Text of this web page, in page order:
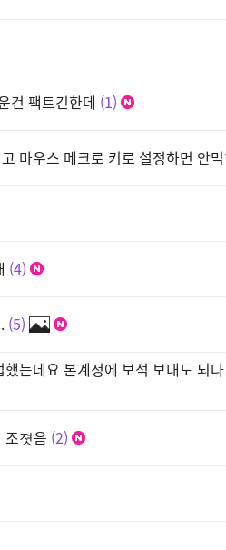
건 팩트긴한데 1
마우스 메크로 키로 설정하면 안
4
5
는데요 본계정에 보석 보내도 되
조졋음 2